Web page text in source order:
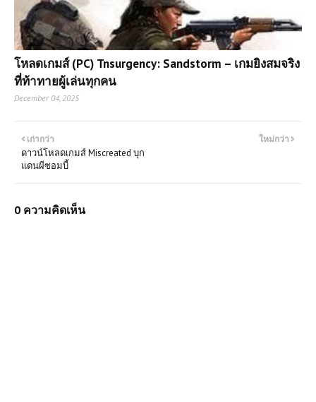
โหลดเกมส์ (PC) Tnsurgency: Sandstorm – เกมยิงสมจริง
ที่ท้าทายผู้เล่นทุกคน
December 04, 2025
ใหม่กว่า
เก่ากว่า
ดาวน์โหลดเกมส์ Miscreated บุก
แดนผีซอมบี้
0 ความคิดเห็น